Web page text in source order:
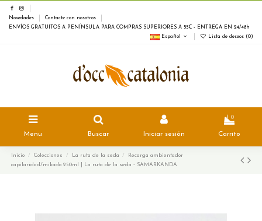
Novedades
Contacte con nosotros
ENVÍOS GRATUITOS A PENÍNSULA PARA COMPRAS SUPERIORES A 55€ - ENTREGA EN 24/48h
Español
Lista de deseos (0)
Menu Buscar Iniciar sesión
0
Carrito
Inicio Colecciones La ruta de la seda
Recarga ambientador
capilaridad/mikado 250ml | La ruta de la seda - SAMARKANDA